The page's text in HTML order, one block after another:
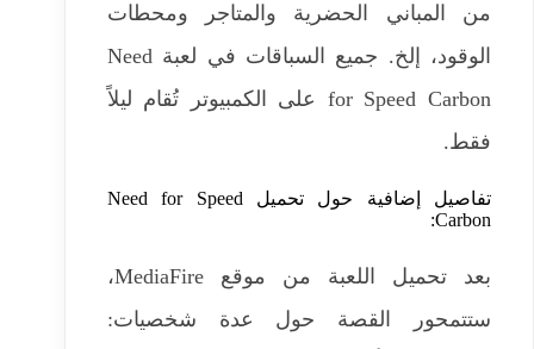
من المباني الحضرية والمتاجر ومحطات
الوقود، إلخ. جميع السباقات في لعبة Need
for Speed ​​Carbon على الكمبيوتر تُقام ليلاً
فقط.
تفاصيل إضافية حول تحميل Need for Speed
Carbon:
بعد تحميل اللعبة من موقع MediaFire،
ستتمحور القصة حول عدة شخصيات: